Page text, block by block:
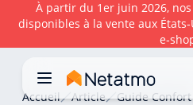
À partir du 1er juin 2026,
disponibles à la vente aux
Accueil Article Guide Confort